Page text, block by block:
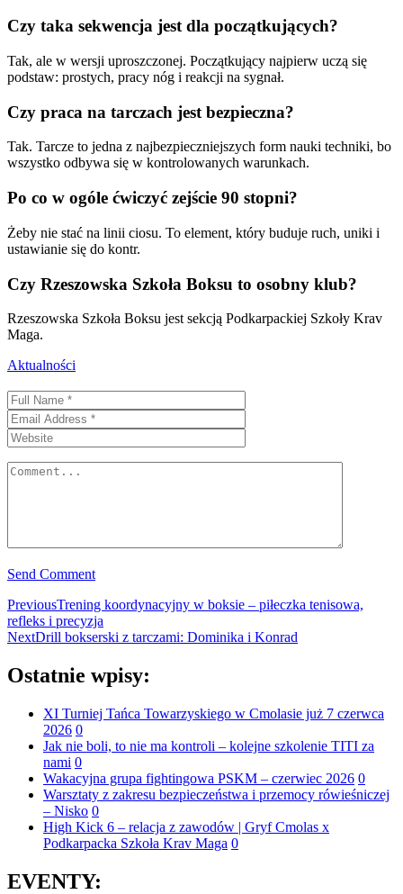
Czy taka sekwencja jest dla początkujących?
Tak, ale w wersji uproszczonej. Początkujący najpierw uczą się
podstaw: prostych, pracy nóg i reakcji na sygnał.
Czy praca na tarczach jest bezpieczna?
Tak. Tarcze to jedna z najbezpieczniejszych form nauki techniki, bo
wszystko odbywa się w kontrolowanych warunkach.
Po co w ogóle ćwiczyć zejście 90 stopni?
Żeby nie stać na linii ciosu. To element, który buduje ruch, uniki i
ustawianie się do kontr.
Czy Rzeszowska Szkoła Boksu to osobny klub?
Rzeszowska Szkoła Boksu jest sekcją Podkarpackiej Szkoły Krav
Maga.
Categories
Aktualności
Send Comment
Nawigacja
wpisu
Previous
post:
PreviousTrening koordynacyjny w boksie – piłeczka tenisowa,
refleks i precyzja
Next
NextDrill bokserski z tarczami: Dominika i Konrad
Ostatnie wpisy:
XI Turniej Tańca Towarzyskiego w Cmolasie już 7 czerwca
2026 0
Jak nie boli, to nie ma kontroli – kolejne szkolenie TITI za
nami 0
Wakacyjna grupa fightingowa PSKM – czerwiec 2026 0
Warsztaty z zakresu bezpieczeństwa i przemocy rówieśniczej
– Nisko 0
High Kick 6 – relacja z zawodów | Gryf Cmolas x
Podkarpacka Szkoła Krav Maga 0
EVENTY: